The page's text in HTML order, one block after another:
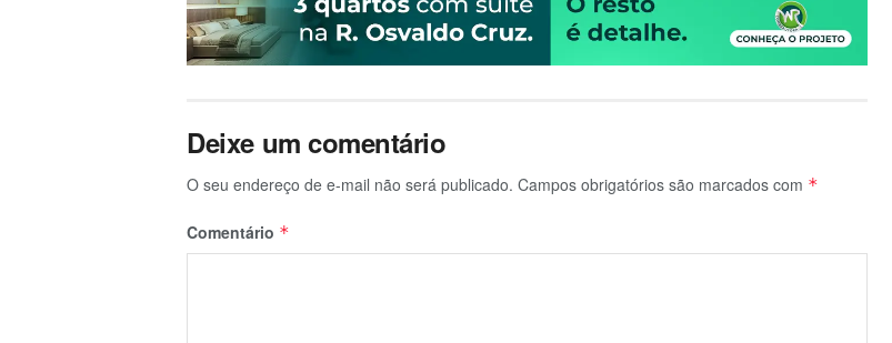
Deixe um comentário
O seu endereço de e-mail não será publicado. Campos obrigatórios são marcados com *
Comentário *